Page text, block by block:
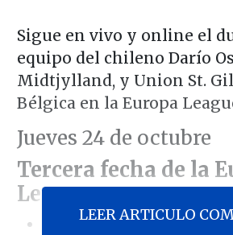
Sigue en vivo y online el
equipo del chileno Darío
Midtjylland, y Union St.
Bélgica en la Europa
Jueves 24 de octubre
Tercera fecha de la
League
FC Midtjylland 1-0 U.
LEER ARTICULO